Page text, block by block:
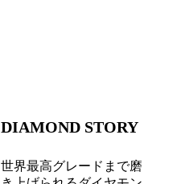
DIAMOND STORY
世界最高グレードまで磨